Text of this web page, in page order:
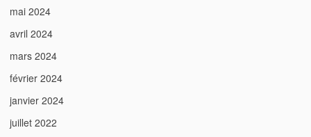
mai 2024
avril 2024
mars 2024
février 2024
janvier 2024
juillet 2022